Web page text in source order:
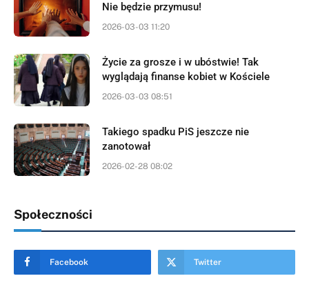
Nie będzie przymusu!
2026-03-03 11:20
Życie za grosze i w ubóstwie! Tak
wyglądają finanse kobiet w Kościele
2026-03-03 08:51
Takiego spadku PiS jeszcze nie
zanotował
2026-02-28 08:02
Społeczności
Facebook Twitter